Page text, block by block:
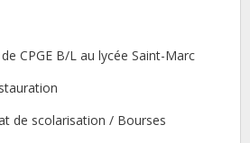
CPGE B/L au lycée Saint-Marc
de scolarisation / Bourses